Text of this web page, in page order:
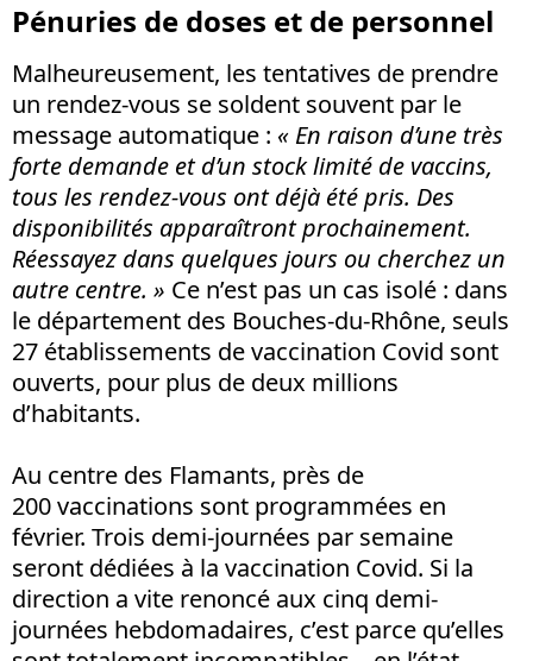
Pénuries de doses et de personnel
Malheureusement, les tentatives de prendre
un rendez-vous se soldent souvent par le
message automatique : « En raison d’une très
forte demande et d’un stock limité de vaccins,
tous les rendez-vous ont déjà été pris. Des
disponibilités apparaîtront prochainement.
Réessayez dans quelques jours ou cherchez un
autre centre. » Ce n’est pas un cas isolé : dans
le département des Bouches-du-Rhône, seuls
27 établissements de vaccination Covid sont
ouverts, pour plus de deux millions
d’habitants.
Au centre des Flamants, près de
200 vaccinations sont programmées en
février. Trois demi-journées par semaine
seront dédiées à la vaccination Covid. Si la
direction a vite renoncé aux cinq demi-
journées hebdomadaires, c’est parce qu’elles